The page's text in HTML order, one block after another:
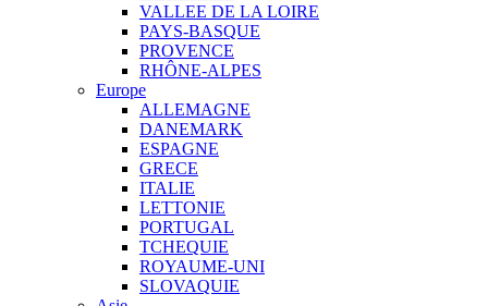
VALLEE DE LA LOIRE
PAYS-BASQUE
PROVENCE
RHÔNE-ALPES
Europe
ALLEMAGNE
DANEMARK
ESPAGNE
GRECE
ITALIE
LETTONIE
PORTUGAL
TCHEQUIE
ROYAUME-UNI
SLOVAQUIE